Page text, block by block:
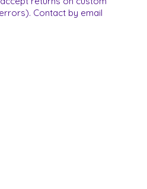
Contact by email